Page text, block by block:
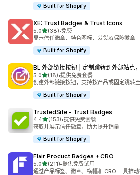
Built for Shopify
XB: Trust Badges & Trust Icons
5.0星（满分 5 星）
(38)
总共 38 条评论
•免费
显示信任徽章、特色图标、发货及保障徽章
Built for Shopify
BL 外部链接按钮 | 定制跳转到外部站点
5.0星（满分 5 星）
(18)
总共 18 条评论
•提供免费套餐
创建外部链接按钮，支持按产品或固定跳转至
Built for Shopify
TrustedSite ‑ Trust Badges
4.4星（满分 5 星）
(153)
总共 153 条评论
•提供免费套餐
获取并展示信任徽章，助力提升销量
Built for Shopify
Flair Product Badges + CRO
5.0星（满分 5 星）
(211)
总共 211 条评论
•提供免费试用
通过产品标签、徽章、横幅和 CRO 工具推动